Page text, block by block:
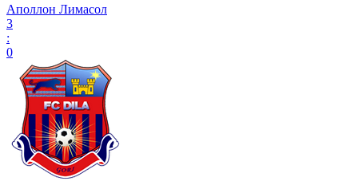
Аполлон Лимасол
3
:
0